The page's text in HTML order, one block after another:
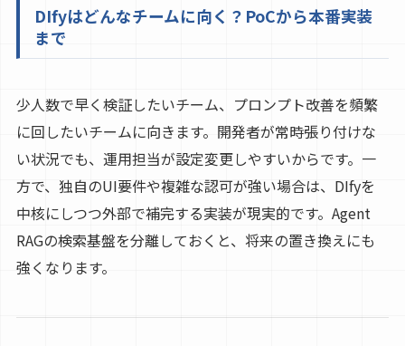
DIfyはどんなチームに向く？PoCから本番実装
まで
少人数で早く検証したいチーム、プロンプト改善を頻繁
に回したいチームに向きます。開発者が常時張り付けな
い状況でも、運用担当が設定変更しやすいからです。一
方で、独自のUI要件や複雑な認可が強い場合は、DIfyを
中核にしつつ外部で補完する実装が現実的です。Agent
RAGの検索基盤を分離しておくと、将来の置き換えにも
強くなります。